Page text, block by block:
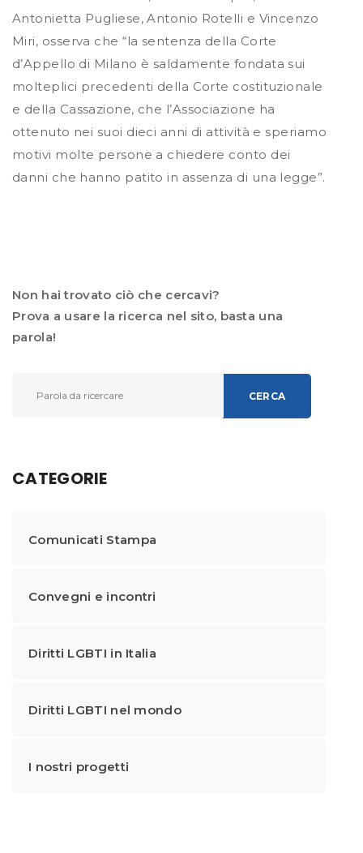
Antonietta Pugliese, Antonio Rotelli e Vincenzo
Miri, osserva che “la sentenza della Corte
d’Appello di Milano è saldamente fondata sui
molteplici precedenti della Corte costituzionale
e della Cassazione, che l’Associazione ha
ottenuto nei suoi dieci anni di attività e speriamo
motivi molte persone a chiedere conto dei
danni che hanno patito in assenza di una legge”.
Non hai trovato ciò che cercavi?
Prova a usare la ricerca nel sito, basta una
parola!
CERCA
CATEGORIE
Comunicati Stampa
Convegni e incontri
Diritti LGBTI in Italia
Diritti LGBTI nel mondo
I nostri progetti